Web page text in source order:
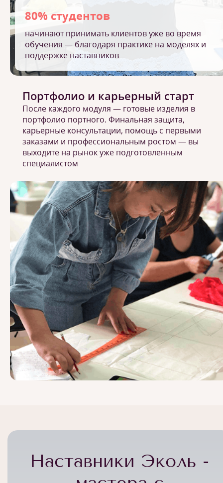
80% студентов
начинают принимать клиентов уже во время
обучения — благодаря практике на моделях и
поддержке наставников
Портфолио и карьерный старт
После каждого модуля — готовые изделия в
портфолио портного. Финальная защита,
карьерные консультации, помощь с первыми
заказами и профессиональным ростом — вы
выходите на рынок уже подготовленным
специалистом
Наставники Эколь -